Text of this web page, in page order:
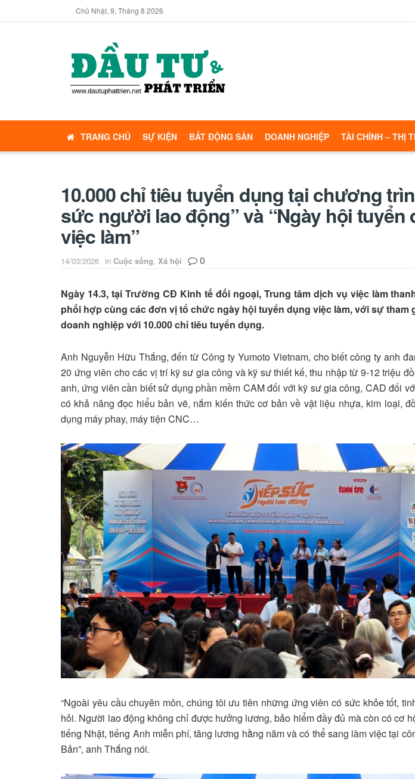
Chủ Nhật, 9, Tháng 8 2026
TRANG CHỦ SỰ KIỆN BẤT ĐỘNG SẢN DOANH NGHIỆP TÀI CHÍNH – THỊ
10.000 chỉ tiêu tuyển dụng tại chương
sức người lao động” và “Ngày hội tuyển
việc làm”
14/03/2026 in Cuộc sống, Xã hội 0
Ngày 14.3, tại Trường CĐ Kinh tế đối ngoại, Trung tâm dịch vụ việc làm
phối hợp cùng các đơn vị tổ chức ngày hội tuyển dụng việc làm, với sự tham
doanh nghiệp với 10.000 chỉ tiêu tuyển dụng.
Anh Nguyễn Hữu Thắng, đến từ Công ty Yumoto Vietnam, cho biết công ty anh
20 ứng viên cho các vị trí kỹ sư gia công và kỹ sư thiết kế, thu nhập từ 9-12 triệu
anh, ứng viên cần biết sử dụng phần mềm CAM đối với kỹ sư gia công, CAD đối
có khả năng đọc hiểu bản vẽ, nắm kiến thức cơ bản về vật liệu nhựa, kim loại,
dụng máy phay, máy tiện CNC…
“Ngoài yêu cầu chuyên môn, chúng tôi ưu tiên những ứng viên có sức khỏe tốt,
hỏi. Người lao động không chỉ được hưởng lương, bảo hiểm đầy đủ mà còn có cơ
tiếng Nhật, tiếng Anh miễn phí, tăng lương hằng năm và có thể sang làm việc tại
Bản”, anh Thắng nói.